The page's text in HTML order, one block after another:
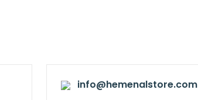
info@hemenalstore.com